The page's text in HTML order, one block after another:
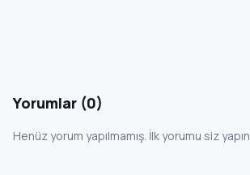
Yorumlar (0)
Henüz yorum yapılmamış. İlk yorumu siz yapın.